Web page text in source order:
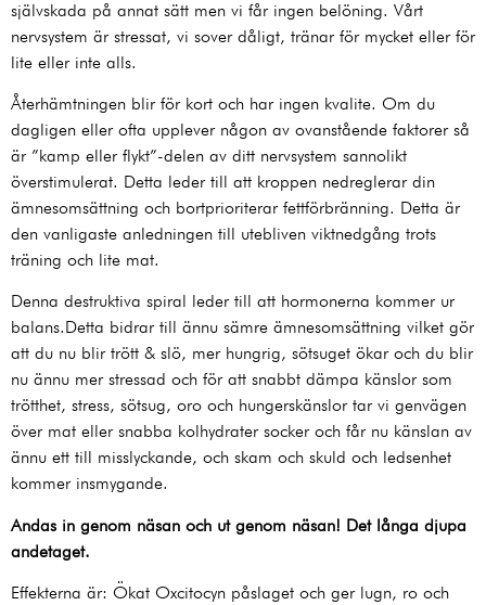
självskada på annat sätt men vi får ingen belöning. Vårt
nervsystem är stressat, vi sover dåligt, tränar för mycket eller för
lite eller inte alls.
Återhämtningen blir för kort och har ingen kvalite. Om du
dagligen eller ofta upplever någon av ovanstående faktorer så
är ”kamp eller flykt”-delen av ditt nervsystem sannolikt
överstimulerat. Detta leder till att kroppen nedreglerar din
ämnesomsättning och bortprioriterar fettförbränning. Detta är
den vanligaste anledningen till utebliven viktnedgång trots
träning och lite mat.
Denna destruktiva spiral leder till att hormonerna kommer ur
balans.Detta bidrar till ännu sämre ämnesomsättning vilket gör
att du nu blir trött & slö, mer hungrig, sötsuget ökar och du blir
nu ännu mer stressad och för att snabbt dämpa känslor som
trötthet, stress, sötsug, oro och hungerskänslor tar vi genvägen
över mat eller snabba kolhydrater socker och får nu känslan av
ännu ett till misslyckande, och skam och skuld och ledsenhet
kommer insmygande.
Andas in genom näsan och ut genom näsan! Det långa djupa
andetaget.
Effekterna är: Ökat Oxcitocyn påslaget och ger lugn, ro och